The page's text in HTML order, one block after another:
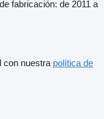
fabricación: de 2011 a
con nuestra política de